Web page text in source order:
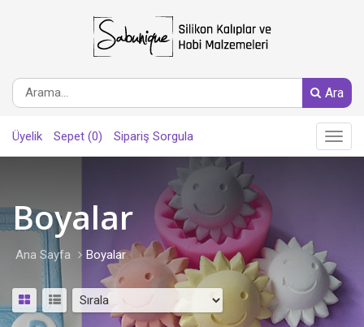
Ara
Üyelik Sepet (0) Sipariş Sorgula
Main
Menu
Boyalar
Ana Sayfa Boyalar